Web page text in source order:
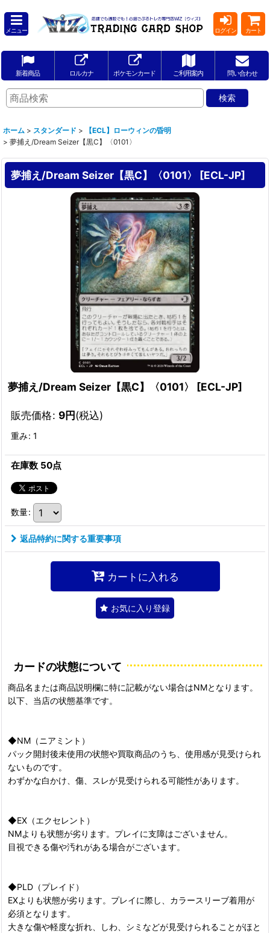
メニュー ログイン カート
新着商品 ロルカナ ポケモンカード ご利用案内 問い合わせ
ホーム > スタンダード >
【ECL】ローウィンの昏明
> 夢捕え/Dream Seizer【黒C】〈0101〉
夢捕え/Dream Seizer【黒C】〈0101〉 [ECL-JP]
夢捕え/Dream Seizer【黒C】〈0101〉 [ECL-JP]
販売価格: 9円(税込)
重み: 1
在庫数 50点
数量:
返品特約に関する重要事項
カートに入れる
お気に入り登録
カードの状態について
商品名または商品説明欄に特に記載がない場合はNMとなります。
以下、当店の状態基準です。
◆NM（ニアミント）
パック開封後未使用の状態や買取商品のうち、使用感が見受けられ
ないものです。
わずかな白かけ、傷、スレが見受けられる可能性があります。
◆EX（エクセレント）
NMよりも状態が劣ります。プレイに支障はございません。
目視できる傷や汚れがある場合がございます。
◆PLD（プレイド）
EXよりも状態が劣ります。プレイに際し、カラースリーブ着用が
必須となります。
大きな傷や軽度な折れ、しわ、シミなどが見受けられることがほと